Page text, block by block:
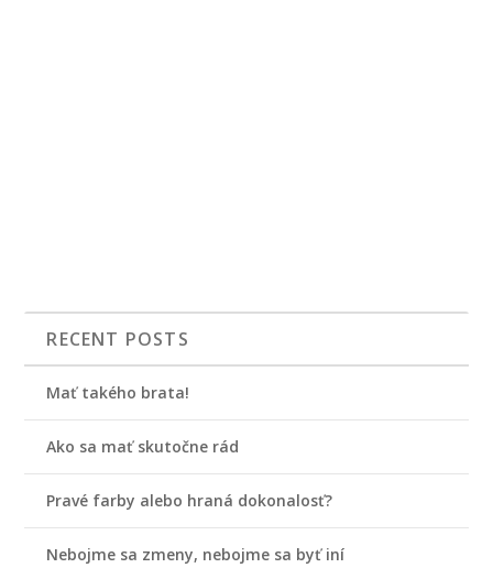
RECENT POSTS
Mať takého brata!
Ako sa mať skutočne rád
Pravé farby alebo hraná dokonalosť?
Nebojme sa zmeny, nebojme sa byť iní